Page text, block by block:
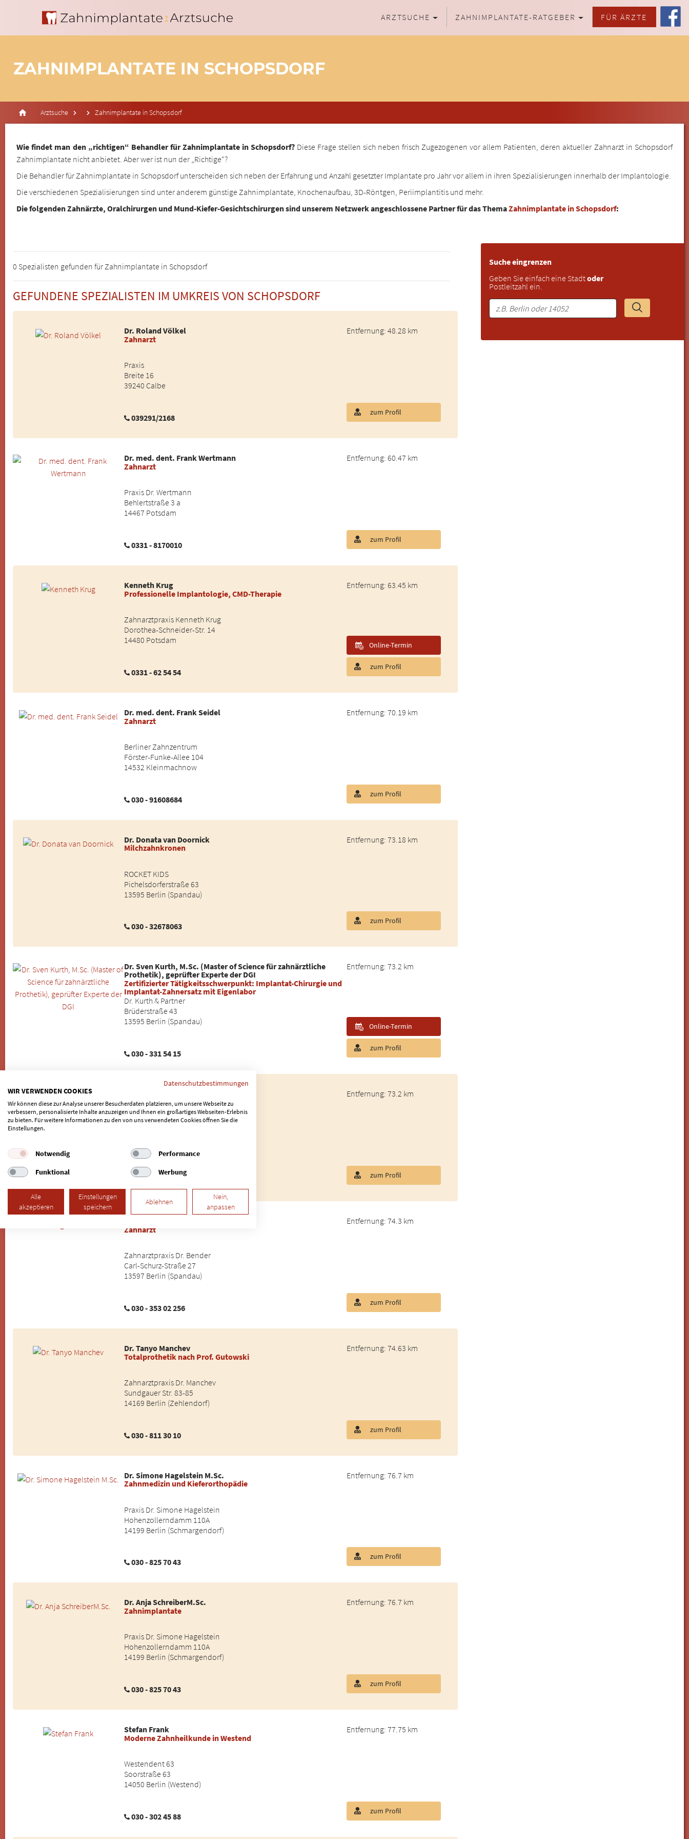
ARZTSUCHE ZAHNIMPLANTATE-RATGEBER FÜR ÄRZTE
ZAHNIMPLANTATE IN SCHOPSDORF
Arztsuche Zahnimplantate in Schopsdorf
Wie findet man den „richtigen“ Behandler für Zahnimplantate in Schopsdorf?Diese Frage stellen sich neben frisch Zugezogenen vor allem Patienten, deren aktueller Zahnarzt in Schopsdorf
Zahnimplantate nicht anbietet. Aber wer ist nun der „Richtige“?
Die Behandler für Zahnimplantate in Schopsdorf unterscheiden sich neben der Erfahrung und Anzahl gesetzter Implantate pro Jahr vor allem in ihren Spezialisierungen innerhalb der Implantologie.
Die verschiedenen Spezialisierungen sind unter anderem günstige Zahnimplantate, Knochenaufbau, 3D-Röntgen, Periimplantitis und mehr.
Die folgenden Zahnärzte, Oralchirurgen und Mund-Kiefer-Gesichtschirurgen sind unserem Netzwerk angeschlossene Partner für das ThemaZahnimplantate in Schopsdorf:
Suche eingrenzen
Geben Sie einfach eine Stadtoder
Postleitzahl ein.
0 Spezialisten gefunden für Zahnimplantate in Schopsdorf
GEFUNDENE SPEZIALISTEN IM UMKREIS VON SCHOPSDORF
Dr. Roland Völkel
Zahnarzt
Praxis
Breite 16
39240 Calbe
039291/2168
Entfernung: 48.28 km
zum Profil
Dr. med. dent. Frank Wertmann
Zahnarzt
Praxis Dr. Wertmann
Behlertstraße 3 a
14467 Potsdam
0331 - 8170010
Entfernung: 60.47 km
zum Profil
Kenneth Krug
Professionelle Implantologie, CMD-Therapie
Zahnarztpraxis Kenneth Krug
Dorothea-Schneider-Str. 14
14480 Potsdam
0331 - 62 54 54
Entfernung: 63.45 km
zum Profil
Online-Termin
Dr. med. dent. Frank Seidel
Zahnarzt
Berliner Zahnzentrum
Förster-Funke-Allee 104
14532 Kleinmachnow
030 - 91608684
Entfernung: 70.19 km
zum Profil
Dr. Donata van Doornick
Milchzahnkronen
ROCKET KIDS
Pichelsdorferstraße 63
13595 Berlin (Spandau)
030 - 32678063
Entfernung: 73.18 km
zum Profil
Dr. Sven Kurth, M.Sc. (Master of Science für zahnärztliche
Prothetik), geprüfter Experte der DGI
Zertifizierter Tätigkeitsschwerpunkt: Implantat-Chirurgie und
Implantat-Zahnersatz mit Eigenlabor
Dr. Kurth & Partner
Brüderstraße 43
13595 Berlin (Spandau)
030 - 331 54 15
Entfernung: 73.2 km
zum Profil
Online-Termin
Zahnarzt
13595 Berlin (Spandau)
030 - 331 54 15
Entfernung: 73.2 km
zum Profil
Zahnarzt
Zahnarztpraxis Dr. Bender
Carl-Schurz-Straße 27
13597 Berlin (Spandau)
030 - 353 02 256
Entfernung: 74.3 km
zum Profil
Dr. Tanyo Manchev
Totalprothetik nach Prof. Gutowski
Zahnarztpraxis Dr. Manchev
Sundgauer Str. 83-85
14169 Berlin (Zehlendorf)
030 - 811 30 10
Entfernung: 74.63 km
zum Profil
Dr. Simone Hagelstein M.Sc.
Zahnmedizin und Kieferorthopädie
Praxis Dr. Simone Hagelstein
Hohenzollerndamm 110A
14199 Berlin (Schmargendorf)
030 - 825 70 43
Entfernung: 76.7 km
zum Profil
Dr. Anja SchreiberM.Sc.
Zahnimplantate
Praxis Dr. Simone Hagelstein
Hohenzollerndamm 110A
14199 Berlin (Schmargendorf)
030 - 825 70 43
Entfernung: 76.7 km
zum Profil
Stefan Frank
Moderne Zahnheilkunde in Westend
Westendent 63
Soorstraße 63
14050 Berlin (Westend)
030 - 302 45 88
Entfernung: 77.75 km
zum Profil
Datenschutzbestimmungen
WIR VERWENDEN COOKIES
Wir können diese zur Analyse unserer Besucherdaten platzieren, um unsere Webseite zu
verbessern, personalisierte Inhalte anzuzeigen und Ihnen ein großartiges Webseiten-Erlebnis
zu bieten. Für weitere Informationen zu den von uns verwendeten Cookies öffnen Sie die
Einstellungen.
Notwendig
Performance
Funktional
Werbung
Alle
akzeptieren
Einstellungen
speichern
Ablehnen
Nein,
anpassen